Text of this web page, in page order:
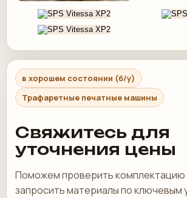
в хорошем состоянии (б/у)
Трафаретные печатные машины
Свяжитесь для
уточнения цены
Поможем проверить комплектацию
запросить материалы по ключевым